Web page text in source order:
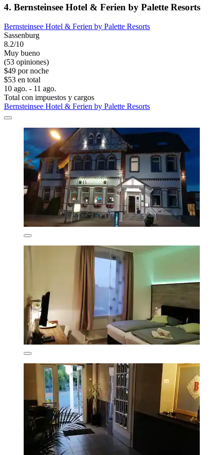
4. Bernsteinsee Hotel & Ferien by Palette Resorts
Bernsteinsee Hotel & Ferien by Palette Resorts
Sassenburg
8.2/10
Muy bueno
(53 opiniones)
$49 por noche
$53 en total
10 ago. - 11 ago.
Total con impuestos y cargos
Bernsteinsee Hotel & Ferien by Palette Resorts